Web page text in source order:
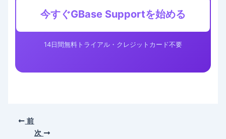
今すぐGBase Supportを始める
14日間無料トライアル・クレジットカード不要
前
次